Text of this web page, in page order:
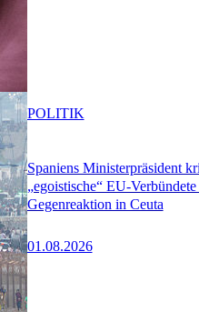
Spaniens Ministerpräsident
„egoistische“ EU-
Gegenreaktion in Ceuta
01.08.2026
POLITIK